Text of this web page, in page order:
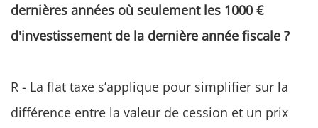
dernières années où seulement les 1000 €
d'investissement de la dernière année fiscale ?
R - La flat taxe s’applique pour simplifier sur la
différence entre la valeur de cession et un prix